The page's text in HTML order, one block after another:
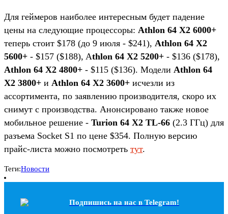
Для геймеров наиболее интересным будет падение
цены на следующие процессоры: Athlon 64 X2 6000+
теперь стоит $178 (до 9 июля - $241), Athlon 64 X2
5600+ - $157 ($188), Athlon 64 X2 5200+ - $136 ($178),
Athlon 64 X2 4800+ - $115 ($136). Модели Athlon 64
X2 3800+ и Athlon 64 X2 3600+ исчезли из
ассортимента, по заявлению производителя, скоро их
снимут с производства. Анонсировано также новое
мобильное решение - Turion 64 X2 TL-66 (2.3 ГГц) для
разъема Socket S1 по цене $354. Полную версию
прайс-листа можно посмотреть тут.
Теги:Новости
Подпишись на наc в Telegram!